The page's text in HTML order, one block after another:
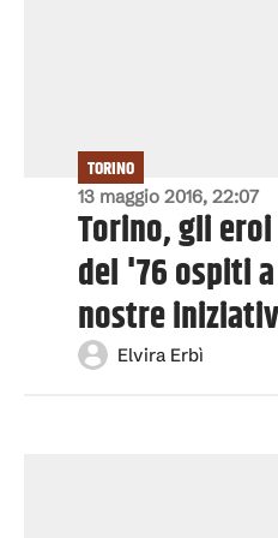
13 maggio 2016, 22:07
TORINO
Torino, gli
del '76 ospiti
nostre
Elvira Erbì